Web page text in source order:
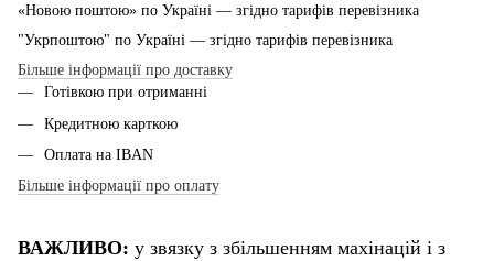
«Новою поштою» по Україні — згідно тарифів перевізника
"Укрпоштою" по Україні — згідно тарифів перевізника
Більше інформації про доставку
Готівкою при отриманні
Кредитною карткою
Оплата на IBAN
Більше інформації про оплату
ВАЖЛИВО: у звязку з збільшенням махінацій і з